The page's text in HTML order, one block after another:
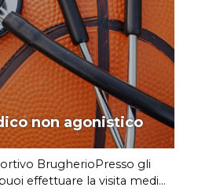
non agonistico
BrugherioPresso gli
effettuare la visita medi...